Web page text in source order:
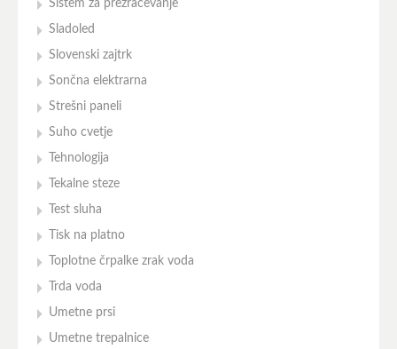
Sistem za prezračevanje
Sladoled
Slovenski zajtrk
Sončna elektrarna
Strešni paneli
Suho cvetje
Tehnologija
Tekalne steze
Test sluha
Tisk na platno
Toplotne črpalke zrak voda
Trda voda
Umetne prsi
Umetne trepalnice